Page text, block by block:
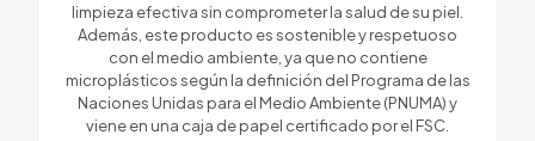
limpieza efectiva sin comprometer la salud de su piel.
Además, este producto es sostenible y respetuoso
con el medio ambiente, ya que no contiene
microplásticos según la definición del Programa de las
Naciones Unidas para el Medio Ambiente (PNUMA) y
viene en una caja de papel certificado por el FSC.